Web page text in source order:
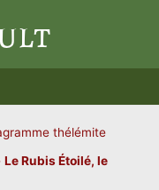
thélémite
Le Rubis Étoilé, le